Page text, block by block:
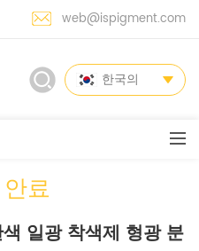
web@ispigment.com
한국의
료
일광 착색제 형광 분